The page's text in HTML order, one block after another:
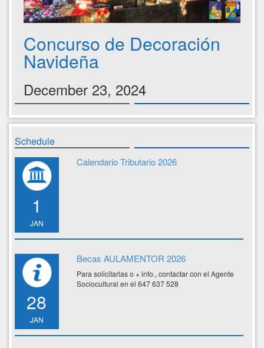
Concurso de Decoración
Navideña
December 23, 2024
Schedule
1
JAN
Calendario Tributario 2026
28
JAN
Becas AULAMENTOR 2026
Para solicitarlas o + info., contactar con el Agente
Sociocultural en el 647 637 528